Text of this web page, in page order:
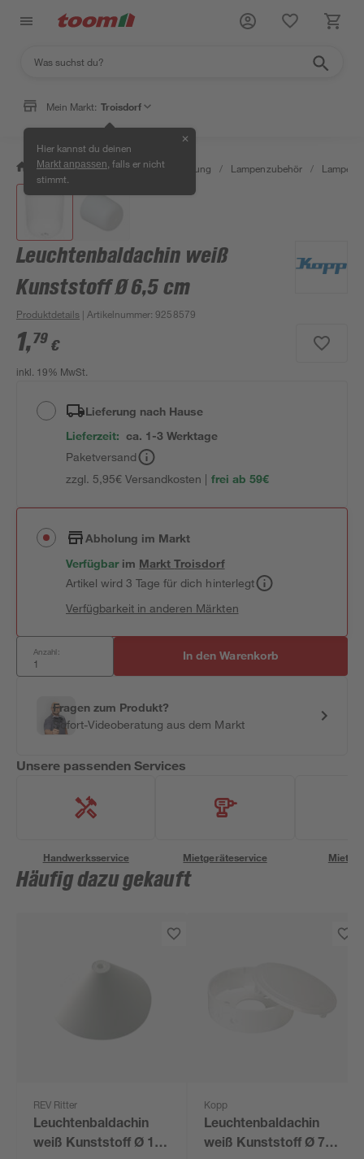
Mein Markt: Troisdorf
Hier kannst du deinen
Markt anpassen , falls er nicht
stimmt.
✕
/ Wohnen & Haushalt / Beleuchtung / Lampenzubehör / Lampen-
Leuchtenbaldachin weiß
Kunststoff Ø 6,5 cm
Produktdetails | Artikelnummer:9258579
1,79 €
inkl. 19% MwSt.
Lieferung nach Hause
Lieferzeit: ca. 1-3 Werktage
Paketversand
zzgl. 5,95€ Versandkosten | frei ab 59€
Abholung im Markt
Verfügbar im MarktTroisdorf
Artikel wird 3 Tage für dich hinterlegt
Verfügbarkeit in anderen Märkten
Anzahl: In den Warenkorb
Fragen zum Produkt?
Sofort-Videoberatung aus dem Markt
Unsere passenden Services
Handwerksservice Mietgeräteservice
Häufig dazu gekauft
REV Ritter
Leuchtenbaldachin
weiß Kunststoff Ø 12
Kopp
Leuchtenbaldachin
weiß Kunststoff Ø 7,5